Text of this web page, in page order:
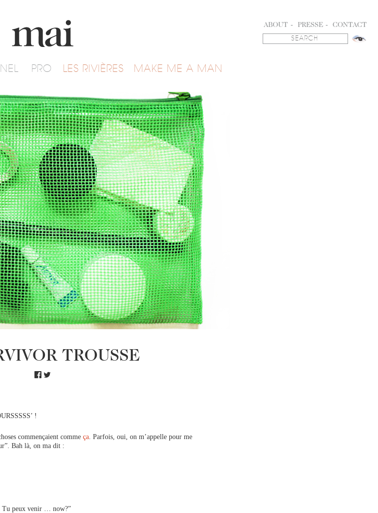
PRO LES RIVIÈRES MAKE ME A MAN
ABOUT PRESSE CONTACT
TROUSSE
!
commençaient comme ça. Parfois, oui, on m’appelle pour me
Bah là, on ma dit :
Tu peux venir … now?”